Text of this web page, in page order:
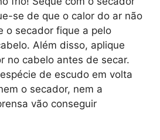
se de que o calor do ar não
o secador fique a pelo
Além disso, aplique
no cabelo antes de secar.
de escudo em volta
o secador, nem a
vão conseguir